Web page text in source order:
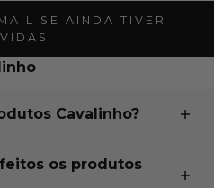
SE AINDA TIVER
Cavalinho?
15 minutos a sul da nossa
os produtos